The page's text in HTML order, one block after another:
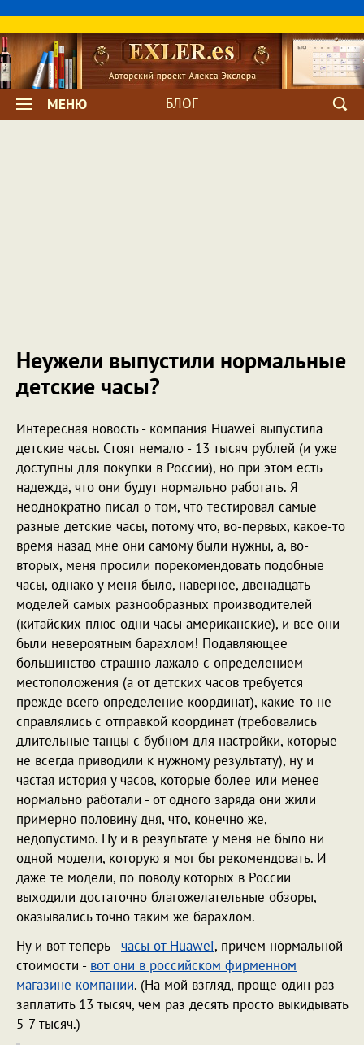
МЕНЮ БЛОГ
Неужели выпустили нормальные
детские часы?
Интересная новость - компания Huawei выпустила
детские часы. Стоят немало - 13 тысяч рублей (и уже
доступны для покупки в России), но при этом есть
надежда, что они будут нормально работать. Я
неоднократно писал о том, что тестировал самые
разные детские часы, потому что, во-первых, какое-то
время назад мне они самому были нужны, а, во-
вторых, меня просили порекомендовать подобные
часы, однако у меня было, наверное, двенадцать
моделей самых разнообразных производителей
(китайских плюс одни часы американские), и все они
были невероятным барахлом! Подавляющее
большинство страшно лажало с определением
местоположения (а от детских часов требуется
прежде всего определение координат), какие-то не
справлялись с отправкой координат (требовались
длительные танцы с бубном для настройки, которые
не всегда приводили к нужному результату), ну и
частая история у часов, которые более или менее
нормально работали - от одного заряда они жили
примерно половину дня, что, конечно же,
недопустимо. Ну и в результате у меня не было ни
одной модели, которую я мог бы рекомендовать. И
даже те модели, по поводу которых в России
выходили достаточно благожелательные обзоры,
оказывались точно таким же барахлом.
Ну и вот теперь -часы от Huawei, причем нормальной
стоимости - вот они в российском фирменном
магазине компании. (На мой взгляд, проще один раз
заплатить 13 тысяч, чем раз десять просто выкидывать
5-7 тысяч.)